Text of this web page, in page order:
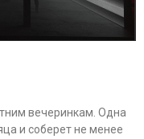
вечеринкам. Одна
и соберет не менее